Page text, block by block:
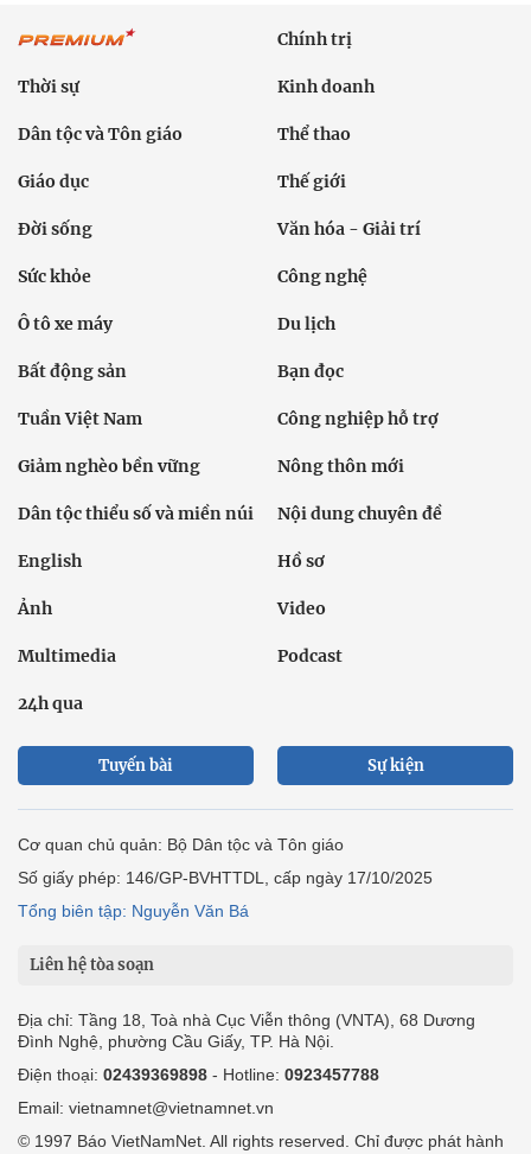
Chính trị
Thời sự Kinh doanh
Dân tộc và Tôn giáo Thể thao
Giáo dục Thế giới
Đời sống Văn hóa - Giải trí
Sức khỏe Công nghệ
Ô tô xe máy Du lịch
Bất động sản Bạn đọc
Tuần Việt Nam Công nghiệp hỗ trợ
Giảm nghèo bền vững Nông thôn mới
Dân tộc thiểu số và miền núi Nội dung chuyên đề
English Hồ sơ
Ảnh Video
Multimedia Podcast
24h qua
Tuyến bài Sự kiện
Cơ quan chủ quản: Bộ Dân tộc và Tôn giáo
Số giấy phép: 146/GP-BVHTTDL, cấp ngày 17/10/2025
Tổng biên tập: Nguyễn Văn Bá
Liên hệ tòa soạn
Địa chỉ: Tầng 18, Toà nhà Cục Viễn thông (VNTA), 68 Dương
Đình Nghệ, phường Cầu Giấy, TP. Hà Nội.
Điện thoại: 02439369898 - Hotline: 0923457788
Email: vietnamnet@vietnamnet.vn
© 1997 Báo VietNamNet. All rights reserved. Chỉ được phát hành